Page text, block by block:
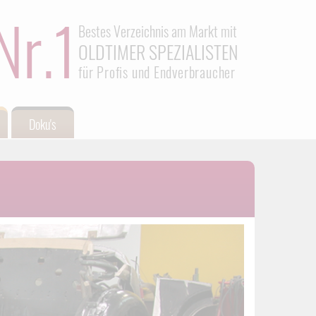
Bestes Verzeichnis am Markt mit
OLDTIMER SPEZIALISTEN
für Profis und Endverbraucher
Doku's